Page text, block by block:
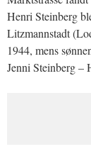
Henri Steinberg
Litzmannstadt
1944, mens
Jenni Steinberg –